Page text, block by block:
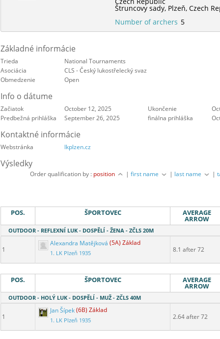
Štruncovy sady, Plzeň,Czech
Number of archers 5
Základné informácie
Trieda
National Tournaments
Asociácia
CLS - Český lukostřelecký svaz
Obmedzenie
Open
Info o dátume
Začiatok October 12, 2025 Ukončenie
Predbežná prihláška
September 26, 2025 finálna prihláška
Kontaktné informácie
Webstránka lkplzen.cz
Výsledky
Order qualification by : position |first name | last name |
POS. ŠPORTOVEC AVERAGE
ARROW
OUTDOOR - REFLEXNÍ LUK - DOSPĚLÍ - ŽENA - ZČLS 20M
1
Alexandra Matějková (5A) Základ
1. LK Plzeň 1935 8.1 after 72
POS. ŠPORTOVEC AVERAGE
ARROW
OUTDOOR - HOLÝ LUK - DOSPĚLÍ - MUŽ - ZČLS 40M
1
Jan Šípek(6B) Základ
1. LK Plzeň 1935 2.64 after 72